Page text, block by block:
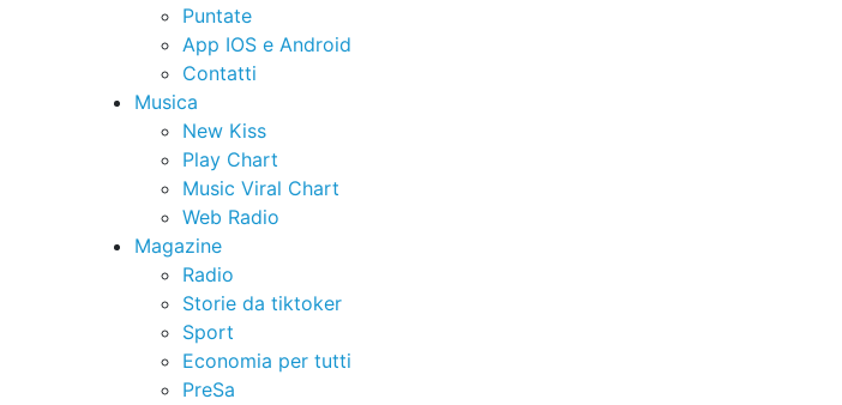
Puntate
App IOS e Android
Contatti
Musica
New Kiss
Play Chart
Music Viral Chart
Web Radio
Magazine
Radio
Storie da tiktoker
Sport
Economia per tutti
PreSa